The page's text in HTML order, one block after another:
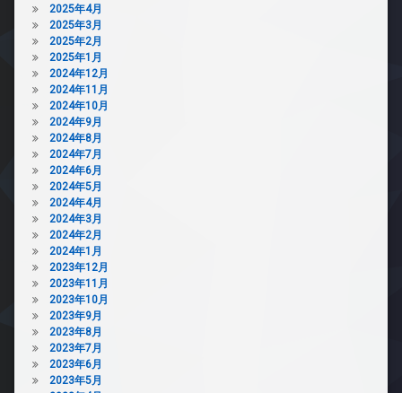
2025年4月
2025年3月
2025年2月
2025年1月
2024年12月
2024年11月
2024年10月
2024年9月
2024年8月
2024年7月
2024年6月
2024年5月
2024年4月
2024年3月
2024年2月
2024年1月
2023年12月
2023年11月
2023年10月
2023年9月
2023年8月
2023年7月
2023年6月
2023年5月